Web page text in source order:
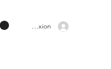
Connexion